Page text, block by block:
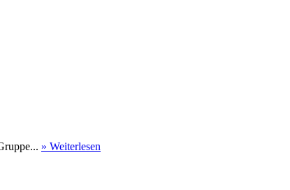
» Weiterlesen